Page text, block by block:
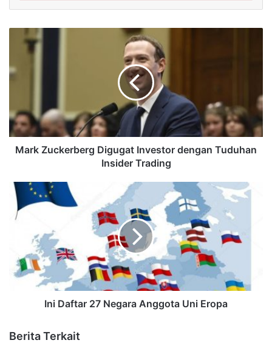
Mark Zuckerberg Digugat Investor dengan Tuduhan
Insider Trading
Ini Daftar 27 Negara Anggota Uni Eropa
Berita Terkait